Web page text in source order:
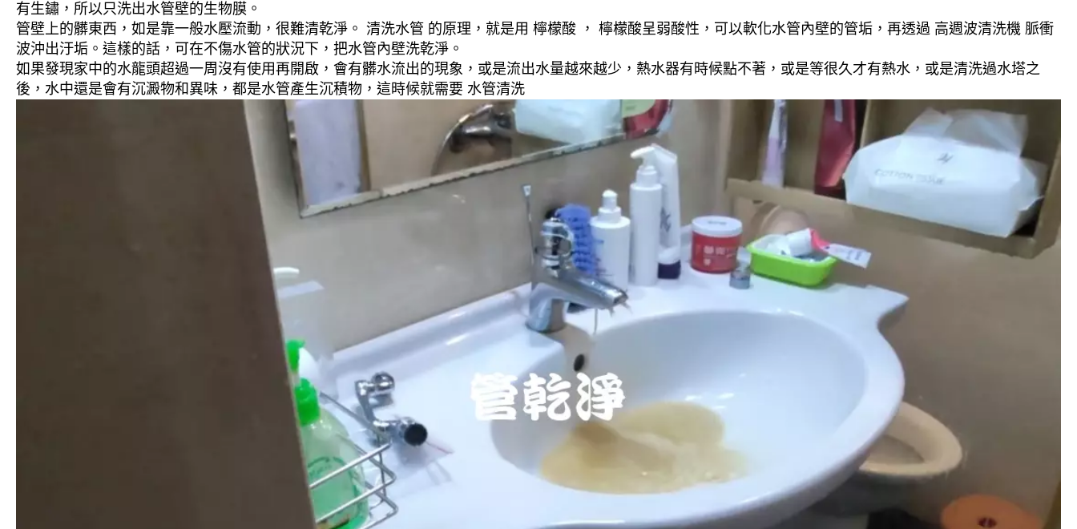
有生鏽，所以只洗出水管壁的生物膜。
管壁上的髒東西，如是靠一般水壓流動，很難清乾淨。 清洗水管 的原理，就是用 檸檬酸 ， 檸檬酸呈弱酸性，可以軟化水管內壁的管垢，再透過 高週波清洗機 脈衝
波沖出汙垢。這樣的話，可在不傷水管的狀況下，把水管內壁洗乾淨。
如果發現家中的水龍頭超過一周沒有使用再開啟，會有髒水流出的現象，或是流出水量越來越少，熱水器有時候點不著，或是等很久才有熱水，或是清洗過水塔之
後，水中還是會有沉澱物和異味，都是水管產生沉積物，這時候就需要 水管清洗